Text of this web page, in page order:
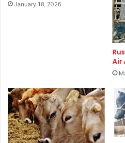
January 18, 2026
Air